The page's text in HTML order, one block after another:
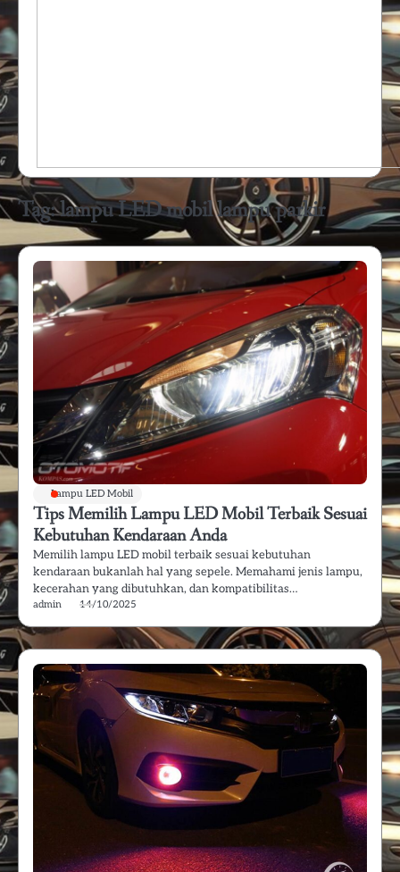
Tag:lampu LED mobil lampu parkir
Lampu LED Mobil
Tips Memilih Lampu LED Mobil Terbaik Sesuai
Kebutuhan Kendaraan Anda
Memilih lampu LED mobil terbaik sesuai kebutuhan
kendaraan bukanlah hal yang sepele. Memahami jenis lampu,
kecerahan yang dibutuhkan, dan kompatibilitas…
admin 14/10/2025